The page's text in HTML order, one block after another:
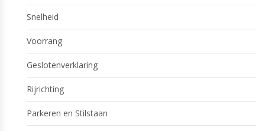
Snelheid
Voorrang
Geslotenverklaring
Rijrichting
Parkeren en Stilstaan